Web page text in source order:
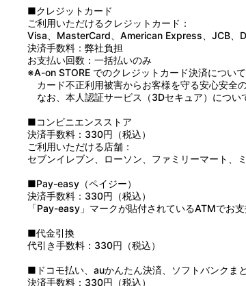
2：恋はダービー☆
3：ＣＡＴＣＨ ＴＨＥ ＶＩＣＴＯＲＹ！
4：Ｒｉｓｉｎｇ Ｇｉｒｌ
5：Ｇｏａｌ Ｔｏ Ｍｙ ＳＨＩＰ
6：Ｗａｉｔｉｎｇ ｆｏｒ Ｔｏｍｏｒｒｏｗ
7：Ｓｉｌｅｎｔ Ｓｔａｒ
8：Ｓｐｅｃｉａｌ Ｒｅｃｏｒｄ！
9：うまぴょい伝説
■クレジットカード
ご利用いただけるクレジットカード：
Visa、MasterCard、American Express、JCB、
決済手数料：弊社負担
お支払い回数：一括払いのみ
※A-on STORE でのクレジットカード決済につい
カード不正利用被害からお客様を守る安心安全
なお、本人認証サービス（3Dセキュア）につい
■コンビニエンスストア
決済手数料：330円（税込）
ご利用いただける店舗：
セブンイレブン、ローソン、ファミリーマート、
■Pay-easy（ペイジー）
決済手数料：330円（税込）
「Pay-easy」マークが貼付されているATMでお支
■代金引換
代引き手数料：330円（税込）
■ドコモ払い、auかんたん決済、ソフトバンクま
決済手数料：330円（税込）